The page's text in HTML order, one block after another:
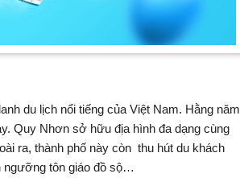
du lịch nổi tiếng của Việt Nam. Hằng năm
Quy Nhơn sở hữu địa hình đa dạng cùng
ra, thành phố này còn thu hút du khách
ngưỡng tôn giáo đồ sộ…